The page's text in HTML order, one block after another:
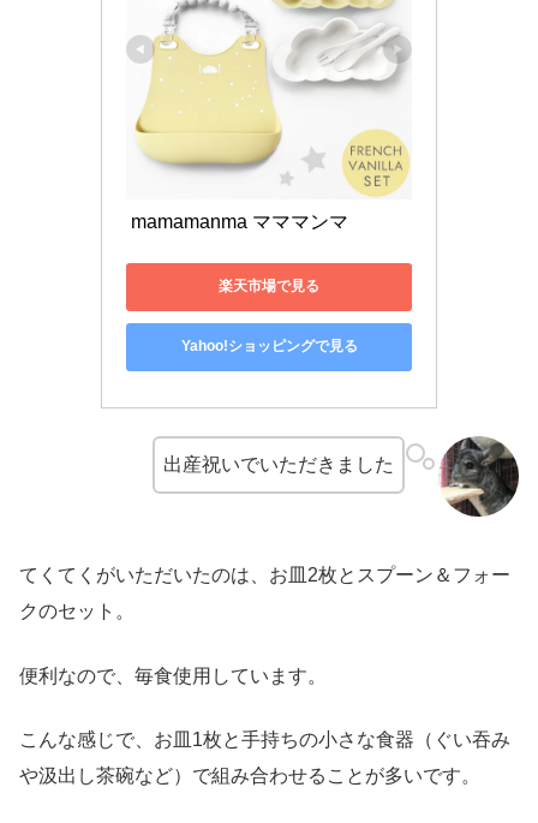
mamamanma マママンマ
楽天市場で見る
Yahoo!ショッピングで見る
出産祝いでいただきました
てくてくがいただいたのは、お皿2枚とスプーン＆フォー
クのセット。
便利なので、毎食使用しています。
こんな感じで、お皿1枚と手持ちの小さな食器（ぐい吞み
や汲出し茶碗など）で組み合わせることが多いです。